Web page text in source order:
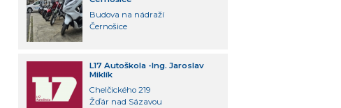
Budova na nádraží
Černošice
L17 Autoškola -Ing. Jaroslav
Miklík
Chelčického 219
Žďár nad Sázavou